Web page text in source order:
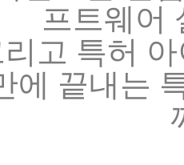
프트웨어
리고 특허
에 끝내는